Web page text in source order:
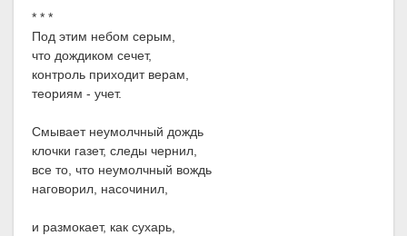
* * *
Под этим небом серым,
что дождиком сечет,
контроль приходит верам,
теориям - учет.
Смывает неумолчный дождь
клочки газет, следы чернил,
все то, что неумолчный вождь
наговорил, насочинил,
и размокает, как сухарь,